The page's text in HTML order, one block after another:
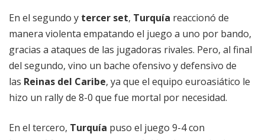
En el segundo y tercer set, Turquía reaccionó de
manera violenta empatando el juego a uno por bando,
gracias a ataques de las jugadoras rivales. Pero, al final
del segundo, vino un bache ofensivo y defensivo de
las Reinas del Caribe, ya que el equipo euroasiático le
hizo un rally de 8-0 que fue mortal por necesidad.
En el tercero, Turquía puso el juego 9-4 con